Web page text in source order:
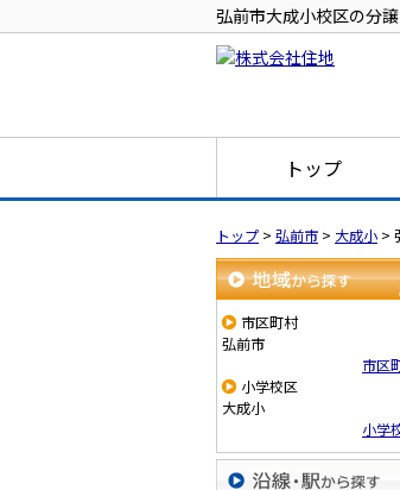
弘前市大成小校区の分
トップ
トップ > 弘前市 > 大成小 >
地域から探す
市区町村
弘前市
市区
小学校区
大成小
小学